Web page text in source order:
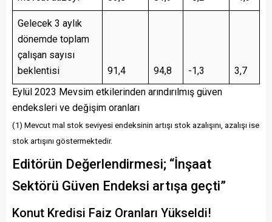
Gelecek 3 aylık
dönemde toplam
çalışan sayısı
beklentisi
91,4 94,8 -1,3
3,7
Eylül 2023 Mevsim etkilerinden arındırılmış güven
endeksleri ve değişim oranları
(1) Mevcut mal stok seviyesi endeksinin artışı stok azalışını, azalışı ise
stok artışını göstermektedir.
Editörün Değerlendirmesi; “İnşaat
Sektörü Güven Endeksi artışa geçti”
Konut Kredisi Faiz Oranları Yükseldi!